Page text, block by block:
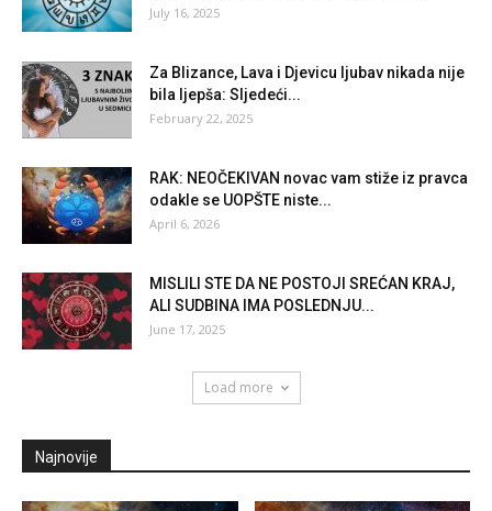
July 16, 2025
Za Blizance, Lava i Djevicu ljubav nikada nije
bila ljepša: Sljedeći...
February 22, 2025
RAK: NEOČEKIVAN novac vam stiže iz pravca
odakle se UOPŠTE niste...
April 6, 2026
MISLILI STE DA NE POSTOJI SREĆAN KRAJ,
ALI SUDBINA IMA POSLEDNJU...
June 17, 2025
Load more
Najnovije